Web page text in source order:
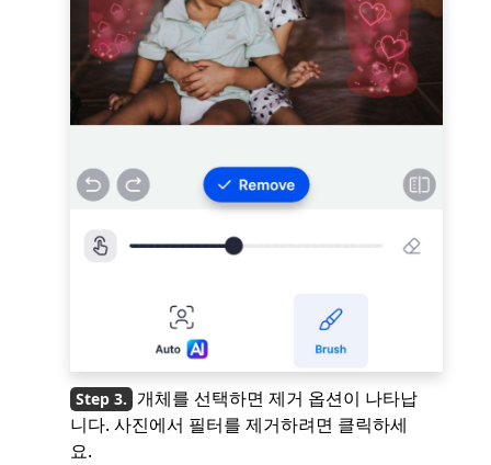
개체를 선택하면 제거 옵션이 나타납
니다. 사진에서 필터를 제거하려면 클릭하세
요.